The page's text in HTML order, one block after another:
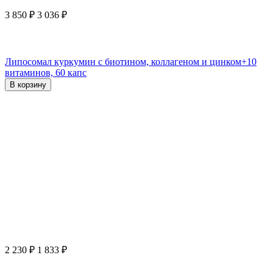
3 850 ₽ 3 036 ₽
Липосомал куркумин с биотином, коллагеном и цинком+10
витаминов, 60 капс
В корзину
2 230 ₽ 1 833 ₽